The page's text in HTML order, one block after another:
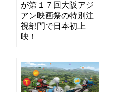
が第１７回大阪アジ
アン映画祭の特別注
視部門で日本初上
映！